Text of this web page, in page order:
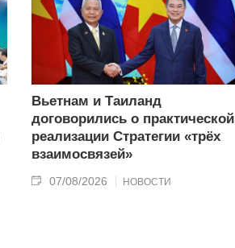
Вьетнам и Таиланд
договорились о практической
реализации Стратегии «трёх
взаимосвязей»
07/08/2026 НОВОСТИ